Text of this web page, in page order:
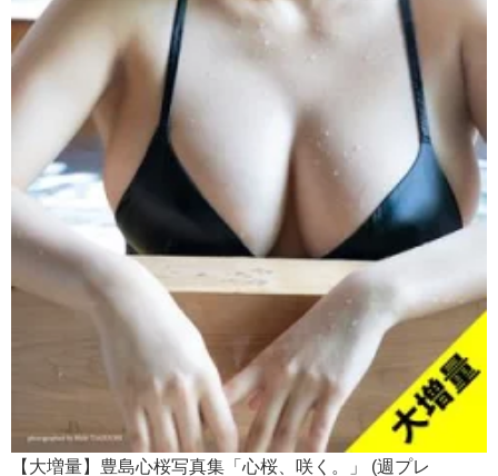
【大増量】豊島心桜写真集「心桜、咲く。」 (週プレ